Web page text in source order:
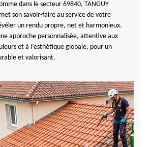
dans le secteur 69840, TANGUY
met son savoir-faire au service de votre
un rendu propre, net et harmonieux.
approche personnalisée, attentive aux
et à l’esthétique globale, pour un
et valorisant.